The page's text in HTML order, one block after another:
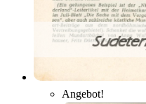
Angebot!